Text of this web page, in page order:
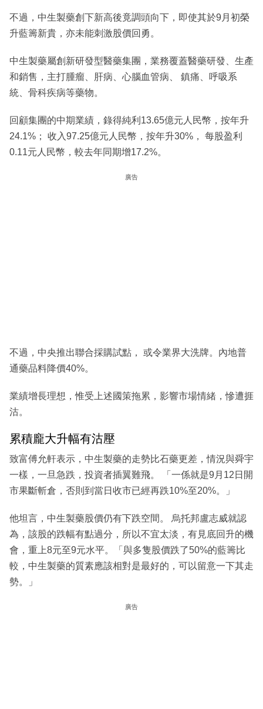
不過，中生製藥創下新高後竟調頭向下，即使其於9月初榮
升藍籌新貴，亦未能刺激股價回勇。
中生製藥屬創新研發型醫藥集團，業務覆蓋醫藥研發、生產
和銷售，主打腫瘤、肝病、心腦血管病、 鎮痛、呼吸系
統、骨科疾病等藥物。
回顧集團的中期業績，錄得純利13.65億元人民幣，按年升
24.1%； 收入97.25億元人民幣，按年升30%， 每股盈利
0.11元人民幣，較去年同期增17.2%。
廣告
不過，中央推出聯合採購試點， 或令業界大洗牌。內地普
通藥品料降價40%。
業績增長理想，惟受上述國策拖累，影響市場情緒，慘遭捱
沽。
累積龐大升幅有沽壓
致富傅允軒表示，中生製藥的走勢比石藥更差，情況與舜宇
一樣，一旦急跌，投資者插翼難飛。 「一係就是9月12日開
市果斷斬倉，否則到當日收市已經再跌10%至20%。」
他坦言，中生製藥股價仍有下跌空間。 烏托邦盧志威就認
為，該股的跌幅有點過分，所以不宜太淡，有見底回升的機
會，重上8元至9元水平。「與多隻股價跌了50%的藍籌比
較，中生製藥的質素應該相對是最好的，可以留意一下其走
勢。」
廣告